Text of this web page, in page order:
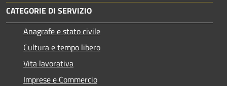
CATEGORIE DI SERVIZIO
Anagrafe e stato civile
Cultura e tempo libero
Vita lavorativa
Imprese e Commercio